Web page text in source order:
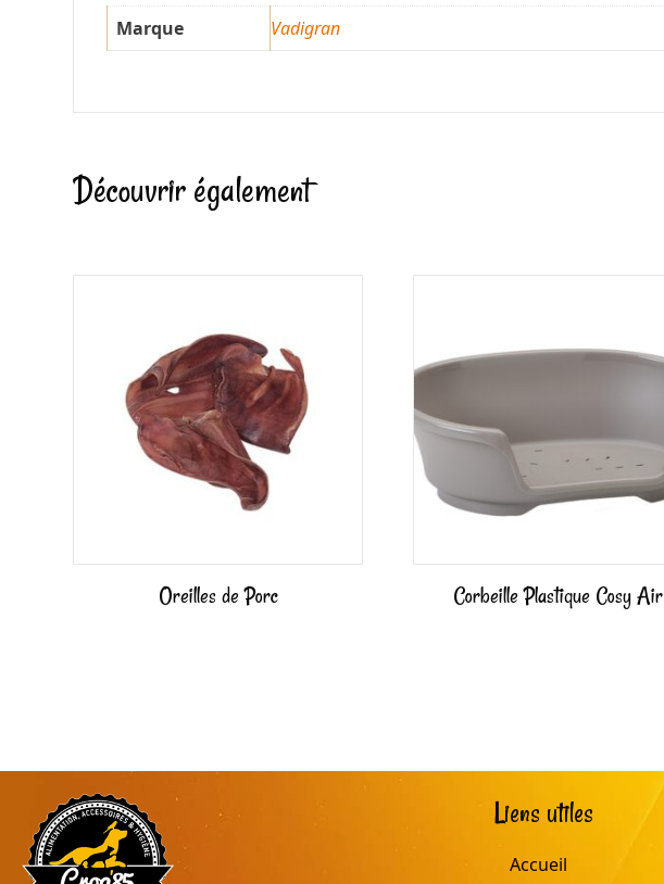
Marque Vadigran
Découvrir également
Oreilles de Porc Corbeille Plastique Cosy Air
Liens utiles
Accueil